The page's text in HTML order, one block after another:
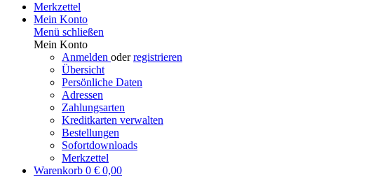
Merkzettel
Mein Konto
Menü schließen
Mein Konto
Anmelden oderregistrieren
Übersicht
Persönliche Daten
Adressen
Zahlungsarten
Kreditkarten verwalten
Bestellungen
Sofortdownloads
Merkzettel
Warenkorb 0 € 0,00